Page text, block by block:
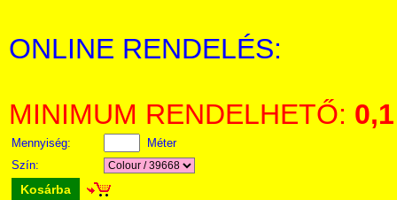
ONLINE RENDELÉS:
MINIMUM RENDELHETŐ: 0,1
Mennyiség:
Méter
Szín:
Kosárba